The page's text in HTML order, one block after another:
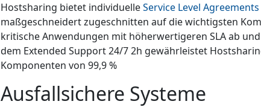
Hostsharing bietet individuelleService Level Agreements
maßgeschneidert zugeschnitten auf die wichtigsten
kritische Anwendungen mit höherwertigeren SLA ab
dem Extended Support 24/7 2h gewährleistet
Komponenten von 99,9 %
Ausfallsichere Systeme